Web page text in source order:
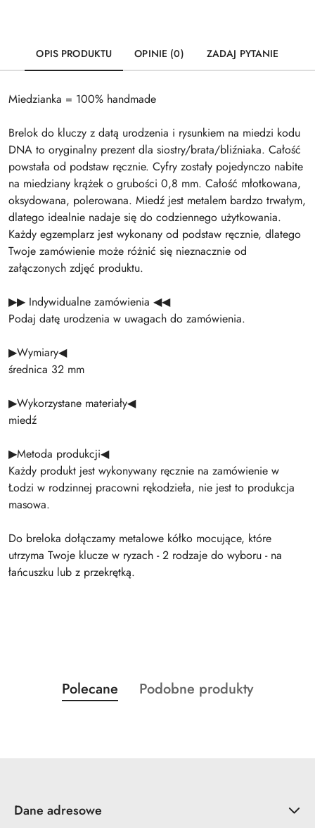
OPIS PRODUKTU OPINIE (0) ZADAJ PYTANIE
Miedzianka = 100% handmade
Brelok do kluczy z datą urodzenia i rysunkiem na miedzi kodu
DNA to oryginalny prezent dla siostry/brata/bliźniaka. Całość
powstała od podstaw ręcznie. Cyfry zostały pojedynczo nabite
na miedziany krążek o grubości 0,8 mm. Całość młotkowana,
oksydowana, polerowana. Miedź jest metalem bardzo trwałym,
dlatego idealnie nadaje się do codziennego użytkowania.
Każdy egzemplarz jest wykonany od podstaw ręcznie, dlatego
Twoje zamówienie może różnić się nieznacznie od
załączonych zdjęć produktu.
▶▶ Indywidualne zamówienia ◀◀
Podaj datę urodzenia w uwagach do zamówienia.
▶Wymiary◀
średnica 32 mm
▶Wykorzystane materiały◀
miedź
▶Metoda produkcji◀
Każdy produkt jest wykonywany ręcznie na zamówienie w
Łodzi w rodzinnej pracowni rękodzieła, nie jest to produkcja
masowa.
Do breloka dołączamy metalowe kółko mocujące, które
utrzyma Twoje klucze w ryzach - 2 rodzaje do wyboru - na
łańcuszku lub z przekrętką.
Pomiń karuzelę produktów
Produkty
o
Polecane
Produkty
Podobne produkty
Dane adresowe